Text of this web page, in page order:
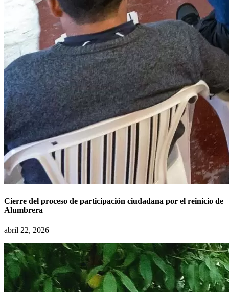
Cierre del proceso de participación ciudadana por el reinicio de
Alumbrera
abril 22, 2026